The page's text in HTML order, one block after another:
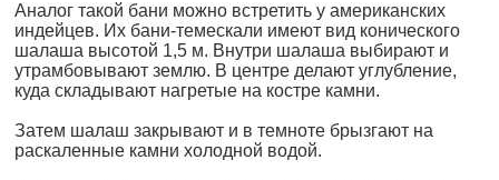
Аналог такой бани можно встретить у американских
индей­цев. Их бани-темескали имеют вид конического
шалаша высотой 1,5 м. Внутри шалаша выбирают и
утрамбовывают землю. В центре делают углубление,
куда складывают нагретые на костре камни.
Затем шалаш закрывают и в темноте брызгают на
раскаленные камни холодной водой.